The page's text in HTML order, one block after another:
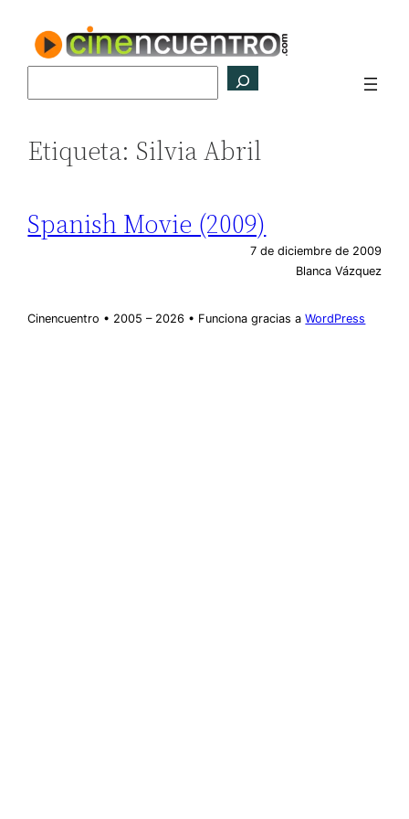
contenido
Etiqueta: Silvia Abril
Spanish Movie (2009)
7 de diciembre de 2009
Blanca Vázquez
Cinencuentro • 2005 – 2026 • Funciona gracias aWordPress